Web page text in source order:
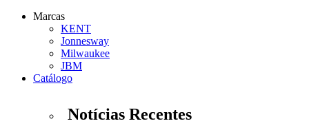
Marcas
KENT
Jonnesway
Milwaukee
JBM
Catálogo
Notícias Recentes